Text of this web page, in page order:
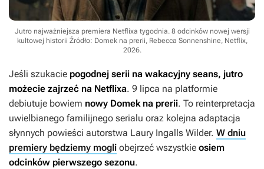
Jutro najważniejsza premiera Netflixa tygodnia. 8 odcinków nowej wersji
kultowej historii Źródło: Domek na prerii, Rebecca Sonnenshine, Netflix,
2026.
Jeśli szukacie pogodnej serii na wakacyjny seans, jutro
możecie zajrzeć na Netflixa. 9 lipca na platformie
debiutuje bowiem nowy Domek na prerii. To reinterpretacja
uwielbianego familijnego serialu oraz kolejna adaptacja
słynnych powieści autorstwa Laury Ingalls Wilder. W dniu
premiery będziemy mogli obejrzeć wszystkie osiem
odcinków pierwszego sezonu.